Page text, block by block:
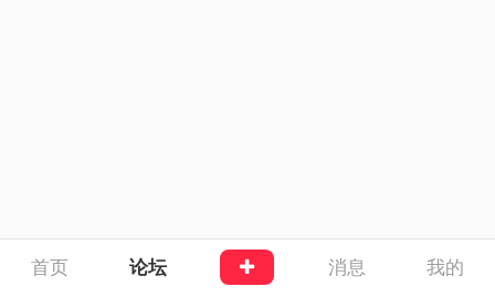
首页 论坛 消息 我的